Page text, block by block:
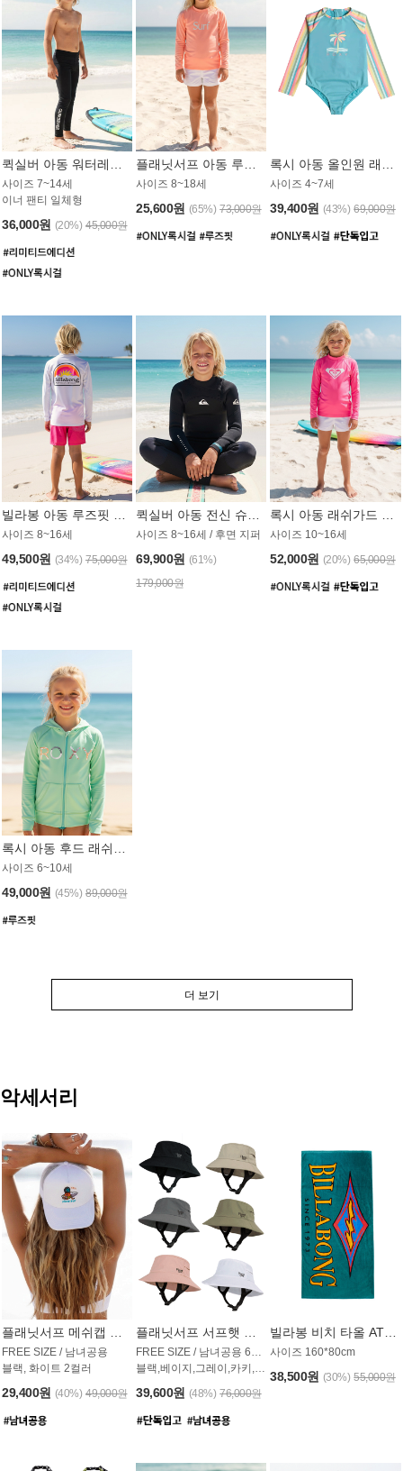
사이즈 7~14세
이너 팬티 일체형
36,000원 (20%) 45,000원
사이즈 8~18세
25,600원 (65%) 73,000원
사이즈 4~7세
39,400원 (43%) 69,000원
사이즈 8~16세
49,500원 (34%) 75,000원
사이즈 8~16세 / 후면 지퍼
69,900원 (61%)
179,000원
사이즈 10~16세
52,000원 (20%) 65,000원
록시 아동 후드 래쉬가드 GT764MRX
사이즈 6~10세
49,000원 (45%) 89,000원
더 보기
악세서리
FREE SIZE / 남녀공용
블랙, 화이트 2컬러
29,400원 (40%) 49,000원
블랙,베이지,그레이,카키,핑크,화이트
39,600원 (48%) 76,000원
사이즈 160*80cm
38,500원 (30%) 55,000원